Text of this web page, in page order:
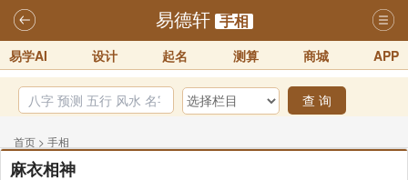
易德轩 手相
易学AI 设计 起名 测算 商城 APP
查 询
首页 > 手相
麻衣相神